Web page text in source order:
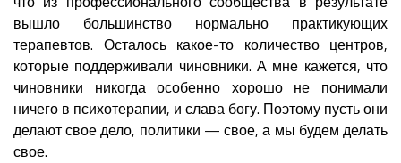
вышло большинство нормально практикующих
терапевтов. Осталось какое-то количество центров,
которые поддерживали чиновники. А мне кажется, что
чиновники никогда особенно хорошо не понимали
ничего в психотерапии, и слава богу. Поэтому пусть они
делают свое дело, политики — свое, а мы будем делать
свое.